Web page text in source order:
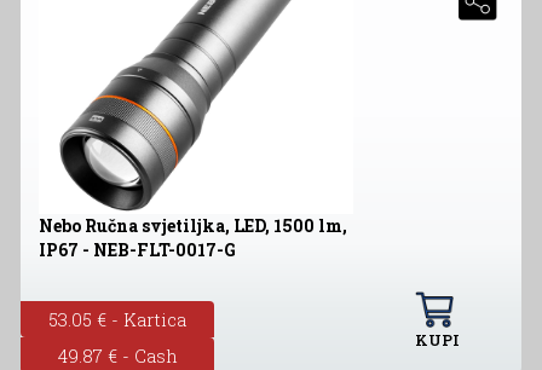
Nebo Ručna svjetiljka, LED, 1500 lm,
IP67 - NEB-FLT-0017-G
53.05 € - Kartica
49.87 € - Cash
KUPI